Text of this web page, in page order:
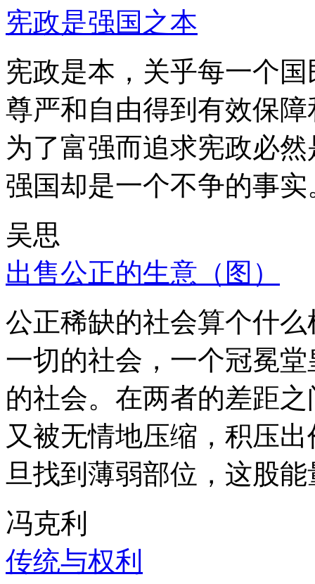
宪政是强国之本
宪政是本，关乎每一个
尊严和自由得到有效保
为了富强而追求宪政必
强国却是一个不争的事实
吴思
出售公正的生意（图）
公正稀缺的社会算个什
一切的社会，一个冠冕
的社会。在两者的差距
又被无情地压缩，积压
旦找到薄弱部位，这股
冯克利
传统与权利